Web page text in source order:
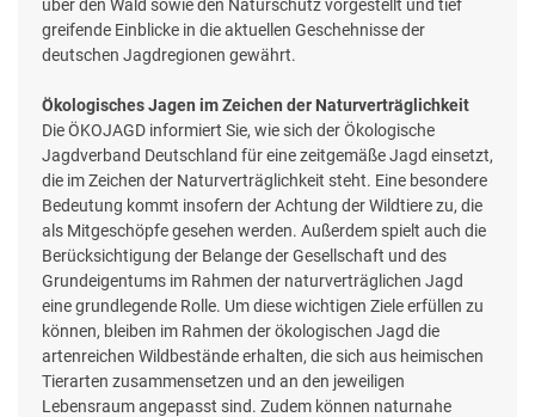
über den Wald sowie den Naturschutz vorgestellt und tief
greifende Einblicke in die aktuellen Geschehnisse der
deutschen Jagdregionen gewährt.
Ökologisches Jagen im Zeichen der Naturverträglichkeit
Die ÖKOJAGD informiert Sie, wie sich der Ökologische
Jagdverband Deutschland für eine zeitgemäße Jagd einsetzt,
die im Zeichen der Naturverträglichkeit steht. Eine besondere
Bedeutung kommt insofern der Achtung der Wildtiere zu, die
als Mitgeschöpfe gesehen werden. Außerdem spielt auch die
Berücksichtigung der Belange der Gesellschaft und des
Grundeigentums im Rahmen der naturverträglichen Jagd
eine grundlegende Rolle. Um diese wichtigen Ziele erfüllen zu
können, bleiben im Rahmen der ökologischen Jagd die
artenreichen Wildbestände erhalten, die sich aus heimischen
Tierarten zusammensetzen und an den jeweiligen
Lebensraum angepasst sind. Zudem können naturnahe